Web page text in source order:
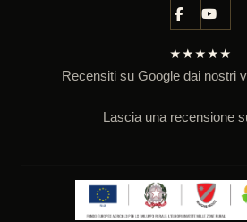
★★★★★
Recensiti su Google dai nostri
Lascia una recensione